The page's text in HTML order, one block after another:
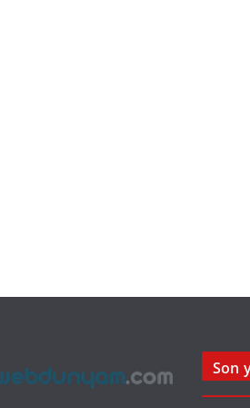
Son